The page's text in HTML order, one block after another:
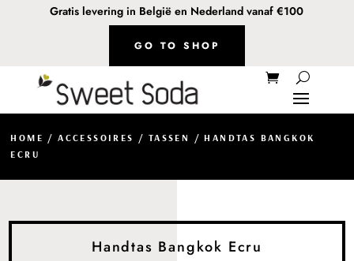
Gratis levering in België en Nederland vanaf €100
GO TO SHOP
HOME /ACCESSOIRES / TASSEN
/ HANDTAS BANGKOK
ECRU
Handtas Bangkok Ecru